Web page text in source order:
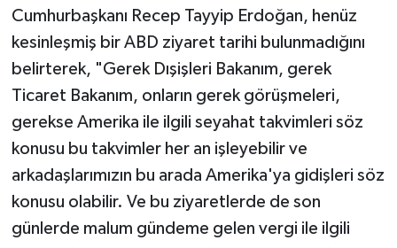
Cumhurbaşkanı Recep Tayyip Erdoğan, henüz
kesinleşmiş bir ABD ziyaret tarihi bulunmadığını
belirterek, "Gerek Dışişleri Bakanım, gerek
Ticaret Bakanım, onların gerek görüşmeleri,
gerekse Amerika ile ilgili seyahat takvimleri söz
konusu bu takvimler her an işleyebilir ve
arkadaşlarımızın bu arada Amerika'ya gidişleri söz
konusu olabilir. Ve bu ziyaretlerde de son
günlerde malum gündeme gelen vergi ile ilgili